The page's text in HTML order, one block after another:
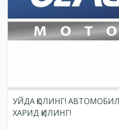
УЙДА ҚОЛИНГ!
ХАРИД ҚИЛИНГ!